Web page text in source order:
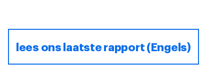
lees ons laatste rapport (Engels)